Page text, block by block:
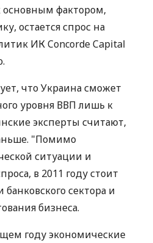
основным фактором,
остается спрос на
ИК Concorde Capital
что Украина сможет
уровня ВВП лишь к
эксперты считают,
"Помимо
ситуации и
в 2011 году стоит
сектора и
бизнеса.
году экономические